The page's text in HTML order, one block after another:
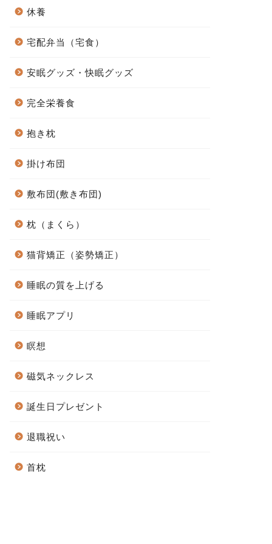
休養
宅配弁当（宅食）
安眠グッズ・快眠グッズ
完全栄養食
抱き枕
掛け布団
敷布団(敷き布団)
枕（まくら）
猫背矯正（姿勢矯正）
睡眠の質を上げる
睡眠アプリ
瞑想
磁気ネックレス
誕生日プレゼント
退職祝い
首枕